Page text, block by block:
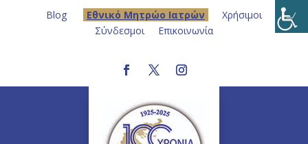
Blog Eθνικό Μητρώο Ιατρών
Χρήσιμοι
Σύνδεσμοι
Επικοινωνία